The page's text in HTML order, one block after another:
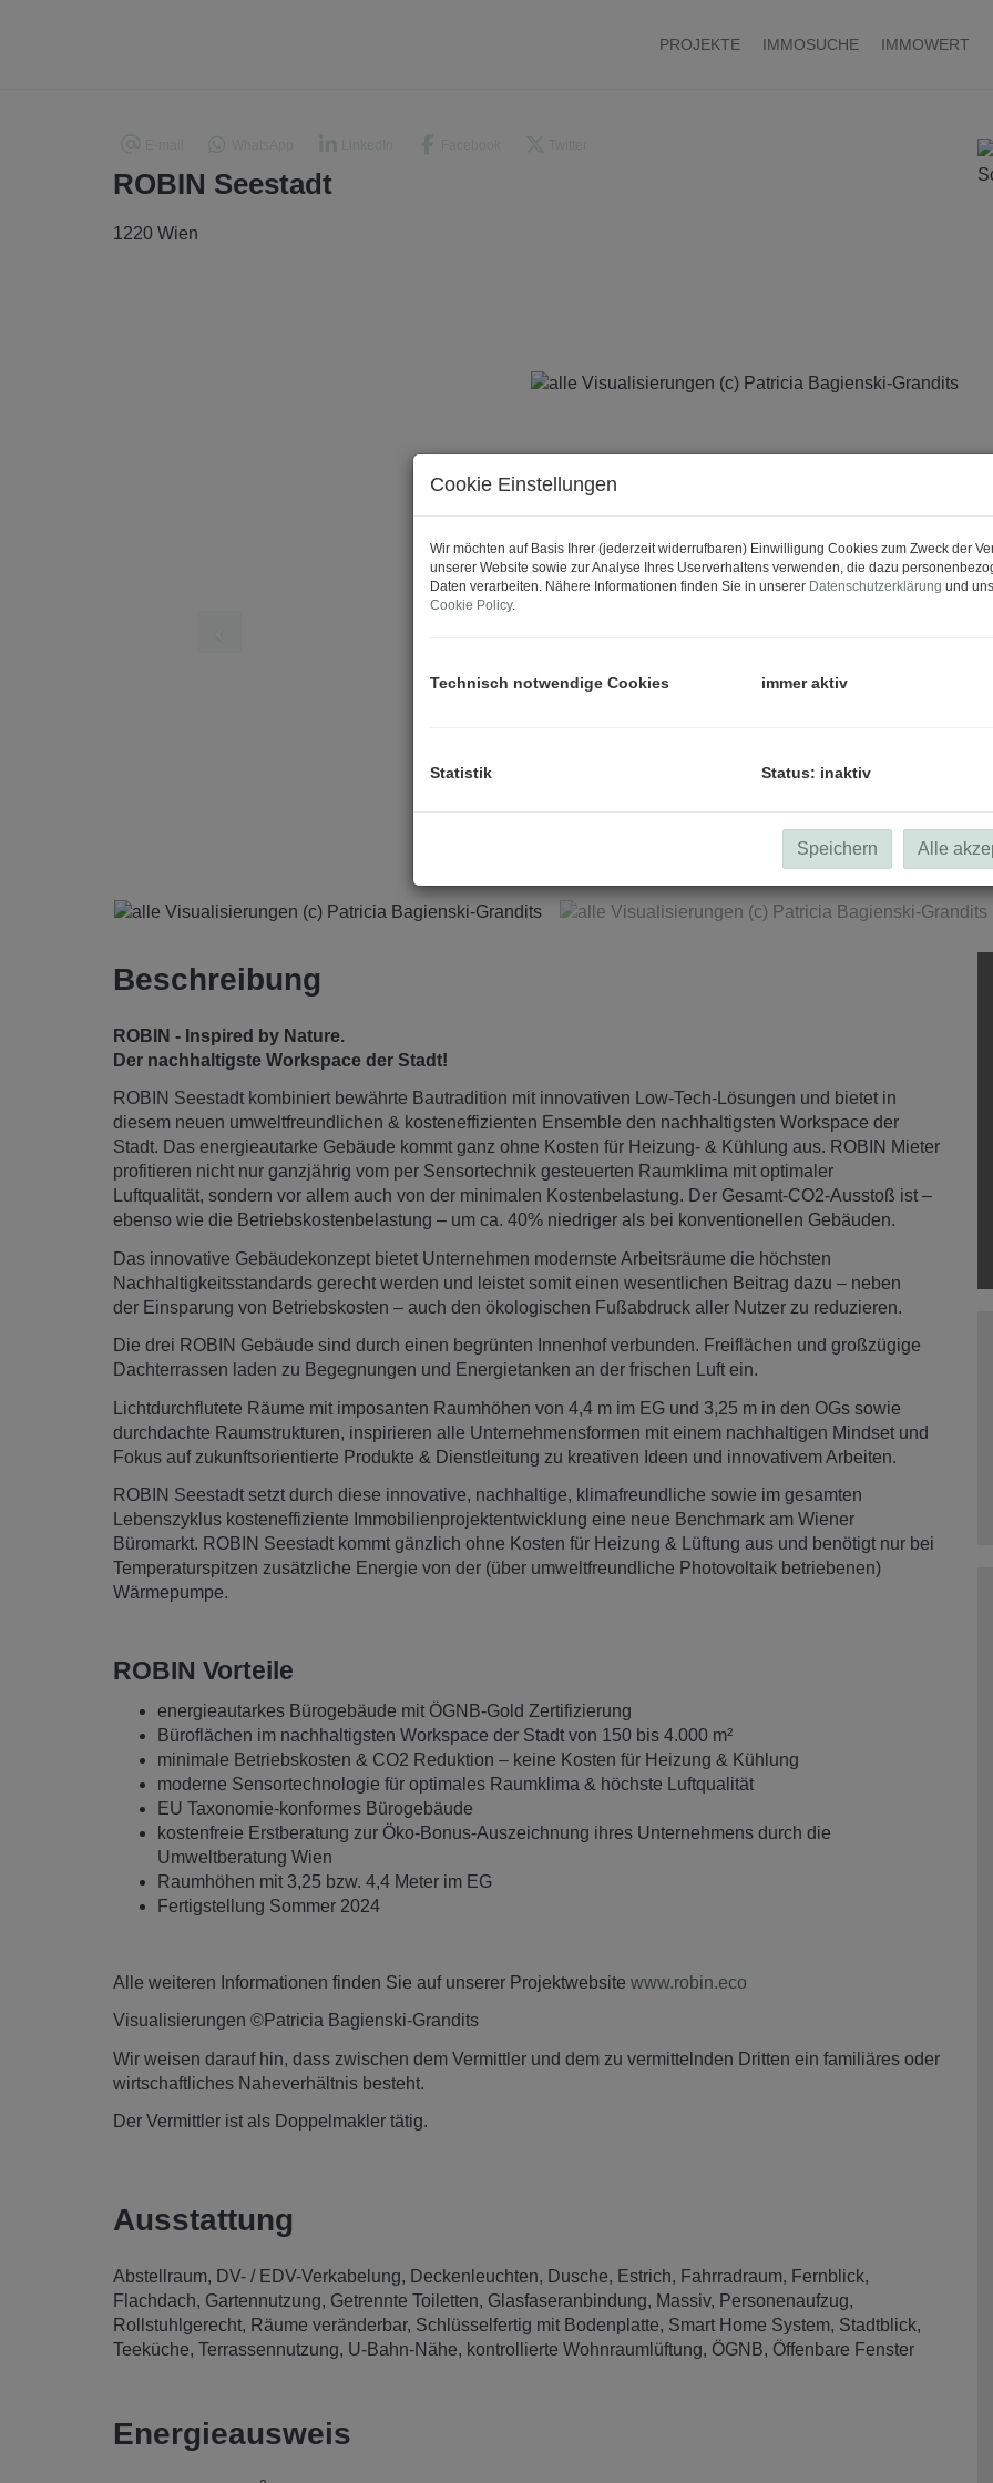
PROJEKTE IMMOSUCHE IMMOWERT
ROBIN Seestadt
1220 Wien
alle
Beschreibung
ROBIN - Inspired by Nature.
Der nachhaltigste Workspace der Stadt!
ROBIN Seestadt kombiniert bewährte Bautradition mit innovativen Low-Tech-Lösungen und bietet in
diesem neuen umweltfreundlichen & kosteneffizienten Ensemble den nachhaltigsten Workspace der
Stadt. Das energieautarke Gebäude kommt ganz ohne Kosten für Heizung- & Kühlung aus. ROBIN Mieter
profitieren nicht nur ganzjährig vom per Sensortechnik gesteuerten Raumklima mit optimaler
Luftqualität, sondern vor allem auch von der minimalen Kostenbelastung. Der Gesamt-CO2-Ausstoß ist –
ebenso wie die Betriebskostenbelastung – um ca. 40% niedriger als bei konventionellen Gebäuden.
Das innovative Gebäudekonzept bietet Unternehmen modernste Arbeitsräume die höchsten
Nachhaltigkeitsstandards gerecht werden und leistet somit einen wesentlichen Beitrag dazu – neben
der Einsparung von Betriebskosten – auch den ökologischen Fußabdruck aller Nutzer zu reduzieren.
Die drei ROBIN Gebäude sind durch einen begrünten Innenhof verbunden. Freiflächen und großzügige
Dachterrassen laden zu Begegnungen und Energietanken an der frischen Luft ein.
Lichtdurchflutete Räume mit imposanten Raumhöhen von 4,4 m im EG und 3,25 m in den OGs sowie
durchdachte Raumstrukturen, inspirieren alle Unternehmensformen mit einem nachhaltigen Mindset und
Fokus auf zukunftsorientierte Produkte & Dienstleitung zu kreativen Ideen und innovativem Arbeiten.
ROBIN Seestadt setzt durch diese innovative, nachhaltige, klimafreundliche sowie im gesamten
Lebenszyklus kosteneffiziente Immobilienprojektentwicklung eine neue Benchmark am Wiener
Büromarkt. ROBIN Seestadt kommt gänzlich ohne Kosten für Heizung & Lüftung aus und benötigt nur bei
Temperaturspitzen zusätzliche Energie von der (über umweltfreundliche Photovoltaik betriebenen)
Wärmepumpe.
ROBIN Vorteile
energieautarkes Bürogebäude mit ÖGNB-Gold Zertifizierung
Büroflächen im nachhaltigsten Workspace der Stadt von 150 bis 4.000 m²
minimale Betriebskosten & CO2 Reduktion – keine Kosten für Heizung & Kühlung
moderne Sensortechnologie für optimales Raumklima & höchste Luftqualität
EU Taxonomie-konformes Bürogebäude
kostenfreie Erstberatung zur Öko-Bonus-Auszeichnung ihres Unternehmens durch die
Umweltberatung Wien
Raumhöhen mit 3,25 bzw. 4,4 Meter im EG
Fertigstellung Sommer 2024
Alle weiteren Informationen finden Sie auf unserer Projektwebsite www.robin.eco
Visualisierungen ©Patricia Bagienski-Grandits
Wir weisen darauf hin, dass zwischen dem Vermittler und dem zu vermittelnden Dritten ein familiäres oder
wirtschaftliches Naheverhältnis besteht.
Der Vermittler ist als Doppelmakler tätig.
Ausstattung
Abstellraum DV- / EDV-Verkabelung Deckenleuchten Dusche Estrich Fahrradraum
Fernblick
Flachdach Gartennutzung Getrennte Toiletten Glasfaseranbindung Massiv
Personenaufzug
Rollstuhlgerecht
Räume veränderbar Schlüsselfertig mit Bodenplatte Smart Home System Stadtblick
Teeküche Terrassennutzung U-Bahn-Nähe kontrollierte Wohnraumlüftung ÖGNB Öffenbare Fenster
Energieausweis
Cookie Einstellungen
Wir möchten auf Basis Ihrer (jederzeit widerrufbaren) Einwilligung Cookies zum Zweck der
unserer Website sowie zur Analyse Ihres Userverhaltens verwenden, die dazu
Daten verarbeiten. Nähere Informationen finden Sie in unserer Datenschutzerklärung und
Cookie Policy.
Technisch notwendige Cookies immer aktiv
Statistik Status: inaktiv
Speichern Alle